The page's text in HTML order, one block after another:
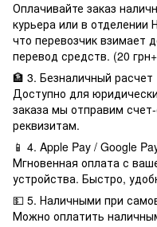
Оплачивайте заказ
курьера или в
что перевозчик взимает
перевод средств. (20
🏦 3. Безналичный расчет
Доступно для
заказа мы отправим
реквизитам.
📱 4. Apple Pay / Google
Мгновенная оплата с
устройства. Быстро,
💵 5. Наличными при
Можно оплатить